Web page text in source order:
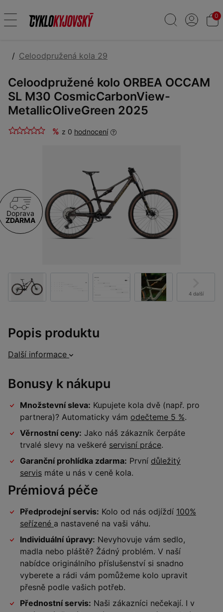
0
Celoodpružená kola 29
Celoodpružené kolo ORBEA OCCAM
SL M30 CosmicCarbonView-
MetallicOliveGreen 2025
% z 0 hodnocení
Doprava
ZDARMA
4 další
Popis produktu
Další informace
Bonusy k nákupu
Množstevní sleva: Kupujete kola dvě (např. pro
partnera)? Automaticky vám odečteme 5 %.
Věrnostní ceny: Jako náš zákazník čerpáte
trvalé slevy na veškeré servisní práce.
Garanční prohlídka zdarma: První důležitý
servis máte u nás v ceně kola.
Prémiová péče
Předprodejní servis: Kolo od nás odjíždí 100%
seřízené a nastavené na vaši váhu.
Individuální úpravy: Nevyhovuje vám sedlo,
madla nebo pláště? Žádný problém. V naší
nabídce originálního příslušenství si snadno
vyberete a rádi vám pomůžeme kolo upravit
přesně podle vašich potřeb.
Přednostní servis: Naši zákazníci nečekají. I v